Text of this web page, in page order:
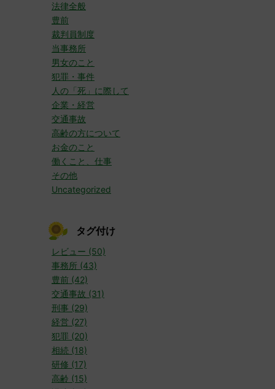
法律全般
豊前
裁判員制度
当事務所
男女のこと
犯罪・事件
人の「死」に際して
企業・経営
交通事故
高齢の方について
お金のこと
働くこと、仕事
その他
Uncategorized
タグ付け
レビュー (50)
事務所 (43)
豊前 (42)
交通事故 (31)
刑事 (29)
経営 (27)
犯罪 (20)
相続 (18)
研修 (17)
高齢 (15)